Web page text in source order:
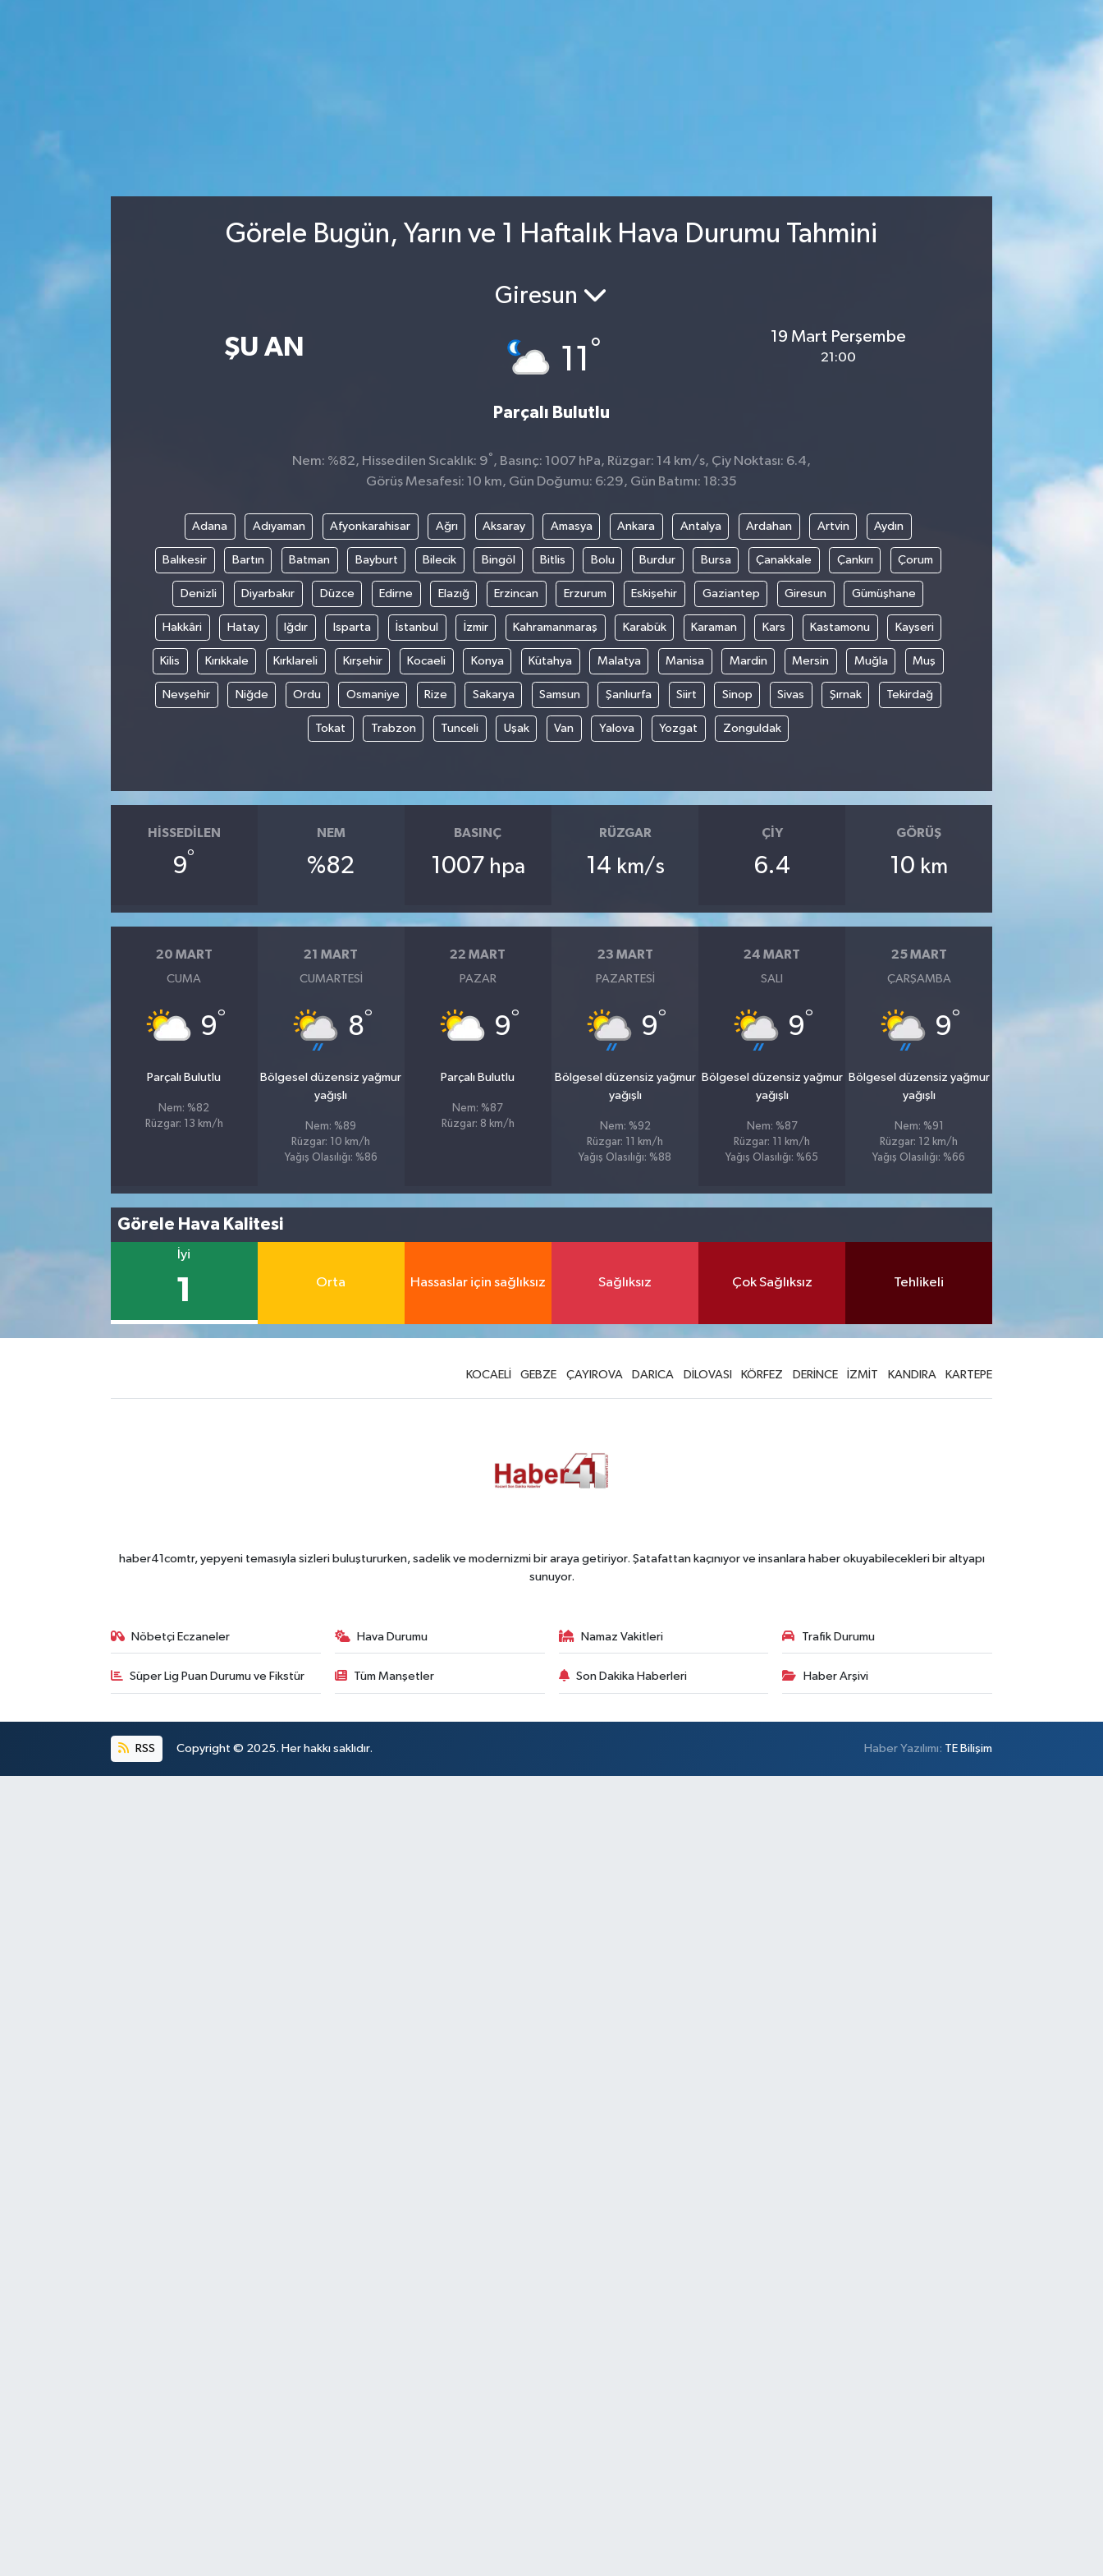
Görele Bugün, Yarın ve 1 Haftalık Hava Durumu Tahmini
ŞU AN
Giresun
11 °
Parçalı Bulutlu
19 Mart Perşembe
21:00
Nem: %82, Hissedilen Sıcaklık: 9° , Basınç: 1007 hPa, Rüzgar: 14 km/s, Çiy Noktası: 6.4,
Görüş Mesafesi: 10 km, Gün Doğumu: 6:29, Gün Batımı: 18:35
Adana Adıyaman Afyonkarahisar Ağrı Aksaray Amasya Ankara Antalya Ardahan Artvin Aydın
Balıkesir Bartın Batman Bayburt Bilecik Bingöl Bitlis Bolu Burdur Bursa Çanakkale Çankırı Çorum
Denizli Diyarbakır Düzce Edirne Elazığ Erzincan Erzurum Eskişehir Gaziantep Giresun Gümüşhane
Hakkâri Hatay Iğdır Isparta İstanbul İzmir Kahramanmaraş Karabük Karaman Kars Kastamonu Kayseri
Kilis Kırıkkale Kırklareli Kırşehir Kocaeli Konya Kütahya Malatya Manisa Mardin Mersin Muğla Muş
Nevşehir Niğde Ordu Osmaniye Rize Sakarya Samsun Şanlıurfa Siirt Sinop Sivas Şırnak Tekirdağ
Tokat Trabzon Tunceli Uşak Van Yalova Yozgat Zonguldak
HISSEDILEN
9°
NEM
%82
BASINÇ
1007 hpa
RÜZGAR
14 km/s
ÇIY
6.4
GÖRÜŞ
10 km
20 MART
CUMA
9°
Parçalı Bulutlu
Nem: %82
Rüzgar: 13 km/h
21 MART
CUMARTESI
8°
Bölgesel düzensiz yağmur
yağışlı
Nem: %89
Rüzgar: 10 km/h
Yağış Olasılığı: %86
22 MART
PAZAR
9°
Parçalı Bulutlu
Nem: %87
Rüzgar: 8 km/h
23 MART
PAZARTESI
9°
Bölgesel düzensiz yağmur
yağışlı
Nem: %92
Rüzgar: 11 km/h
Yağış Olasılığı: %88
24 MART
SALI
9°
Bölgesel düzensiz yağmur
yağışlı
Nem: %87
Rüzgar: 11 km/h
Yağış Olasılığı: %65
25 MART
ÇARŞAMBA
9°
Bölgesel düzensiz yağmur
yağışlı
Nem: %91
Rüzgar: 12 km/h
Yağış Olasılığı: %66
Görele Hava Kalitesi
İyi
1 Orta Hassaslar için sağlıksız Sağlıksız Çok Sağlıksız Tehlikeli
KOCAELİ GEBZE ÇAYIROVA DARICA DİLOVASI KÖRFEZ DERİNCE İZMİT KANDIRA KARTEPE
haber41comtr, yepyeni temasıyla sizleri buluştururken, sadelik ve modernizmi bir araya getiriyor. Şatafattan kaçınıyor ve insanlara haber okuyabilecekleri bir altyapı
sunuyor.
Nöbetçi Eczaneler Hava Durumu Namaz Vakitleri Trafik Durumu
Süper Lig Puan Durumu ve Fikstür Tüm Manşetler Son Dakika Haberleri Haber Arşivi
RSS Copyright © 2025. Her hakkı saklıdır. Haber Yazılımı: TE Bilişim